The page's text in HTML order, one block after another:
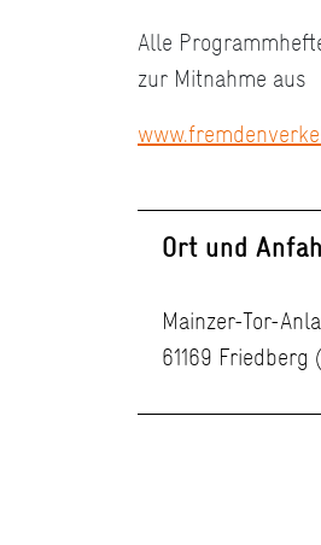
Alle
zur Mitnahme aus
Ort und
Mainzer-Tor-
61169 Friedberg